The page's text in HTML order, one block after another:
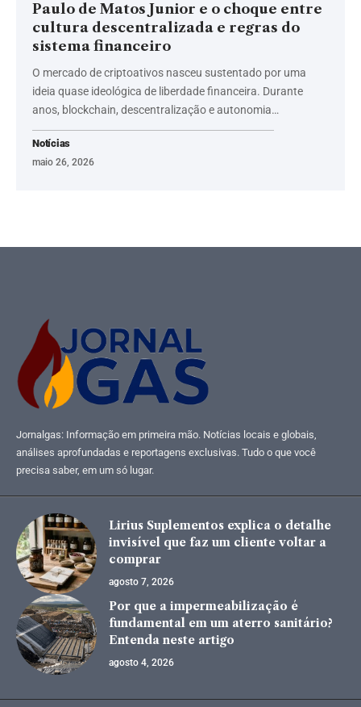
Paulo de Matos Junior e o choque entre
cultura descentralizada e regras do
sistema financeiro
O mercado de criptoativos nasceu sustentado por uma
ideia quase ideológica de liberdade financeira. Durante
anos, blockchain, descentralização e autonomia…
Notícias
maio 26, 2026
Jornalgas: Informação em primeira mão. Notícias locais e globais,
análises aprofundadas e reportagens exclusivas. Tudo o que você
precisa saber, em um só lugar.
Lirius Suplementos explica o detalhe
invisível que faz um cliente voltar a
comprar
agosto 7, 2026
Por que a impermeabilização é
fundamental em um aterro sanitário?
Entenda neste artigo
agosto 4, 2026